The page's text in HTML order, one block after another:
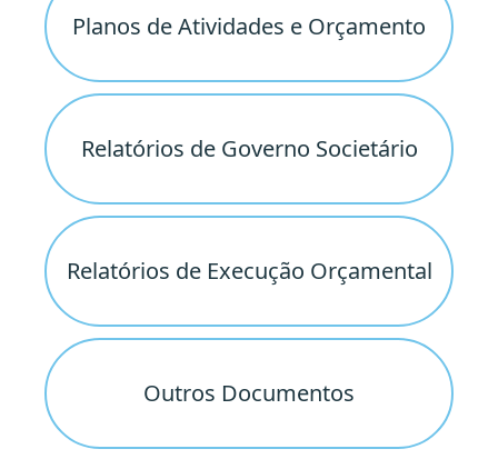
Planos de Atividades e Orçamento
Relatórios de Governo Societário
Relatórios de Execução Orçamental
Outros Documentos